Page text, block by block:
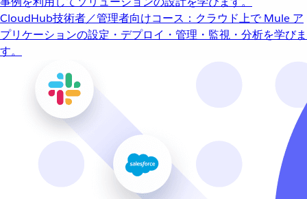
CloudHub技術者／管理者向けコース：クラウド上で Mule ア
プリケーションの設定・デプロイ・管理・監視・分析を学びま
す。